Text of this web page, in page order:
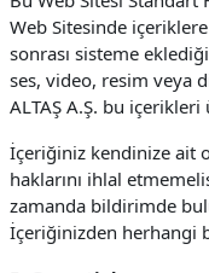
Web Sitesinde
sonrası sisteme
ses, video, resim veya
ALTAŞ A.Ş. bu
İçeriğiniz kendinize ait
haklarını ihlal
zamanda bildirimde
İçeriğinizden herhangi